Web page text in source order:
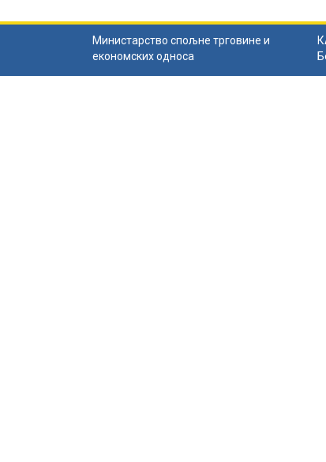
Министарство спољне трговине и
економских односа